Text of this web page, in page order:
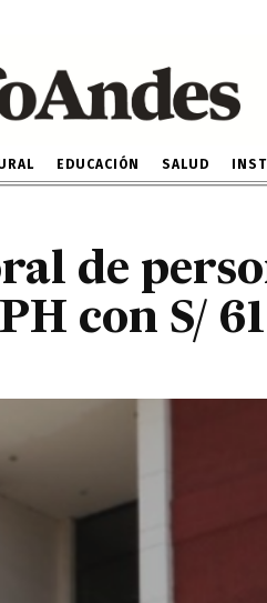
EDUCACIÓN SALUD
de
a MPH con
de
con S/